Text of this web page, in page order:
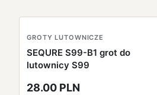
GROTY LUTOWNICZE
SEQURE S99-B1 grot do
lutownicy S99
28.00 PLN